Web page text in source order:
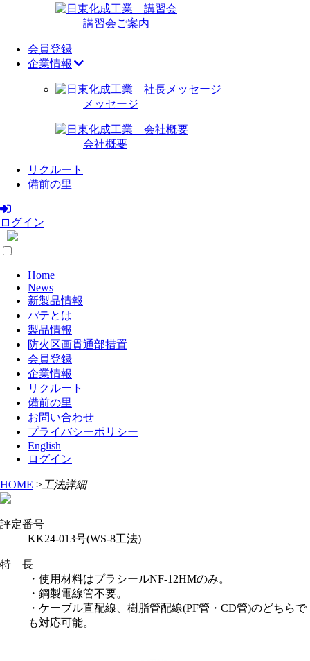
講習会ご案内
会員登録
企業情報
メッセージ
会社概要
リクルート
備前の里
ログイン
Home
News
新製品情報
パテとは
製品情報
防火区画貫通部措置
会員登録
企業情報
リクルート
備前の里
お問い合わせ
プライバシーポリシー
English
ログイン
HOME > 工法詳細
評定番号
KK24-013号(WS-8工法)
特 長
・使用材料はプラシールNF-12HMのみ。
・鋼製電線管不要。
・ケーブル直配線、樹脂管配線(PF管・CD管)のどちらで
も対応可能。